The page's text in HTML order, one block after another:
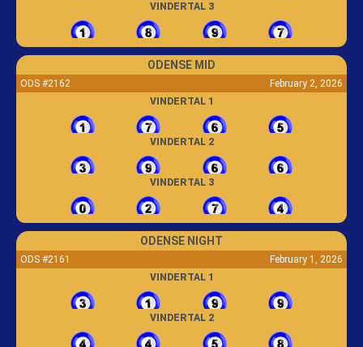
VINDERTAL 3
ODENSE MID
ODS #2162
February 2, 2026
VINDERTAL 1
VINDERTAL 2
VINDERTAL 3
ODENSE NIGHT
ODS #2161
February 1, 2026
VINDERTAL 1
VINDERTAL 2